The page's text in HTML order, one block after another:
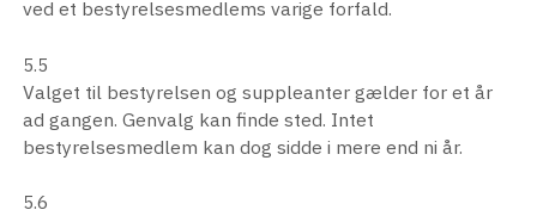
ved et bestyrelsesmedlems varige forfald.
5.5
Valget til bestyrelsen og suppleanter gælder for et år
ad gangen. Genvalg kan finde sted. Intet
bestyrelsesmedlem kan dog sidde i mere end ni år.
5.6